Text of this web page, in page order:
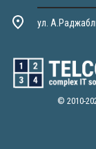
ул.
© 2010-